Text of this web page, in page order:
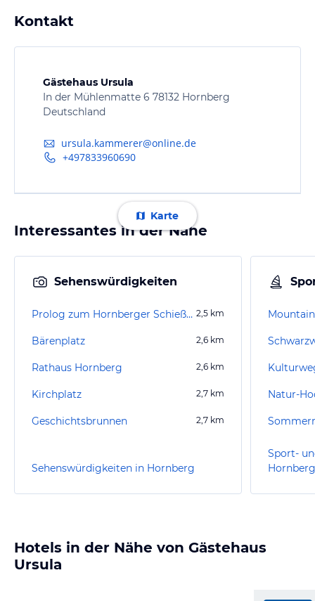
Kontakt
Gästehaus Ursula
In der Mühlenmatte 6 78132 Hornberg
Deutschland
ursula.kammerer@online.de
+497833960690
Karte
Interessantes in der Nähe
Sehenswürdigkeiten
Prolog zum Hornberger Schießen 2,5 km
Bärenplatz 2,6 km
Rathaus Hornberg 2,6 km
Kirchplatz 2,7 km
Geschichtsbrunnen 2,7 km
Sehenswürdigkeiten in Hornberg
Natur-
Sport-
Hornberg
Hotels in der Nähe von Gästehaus
Ursula